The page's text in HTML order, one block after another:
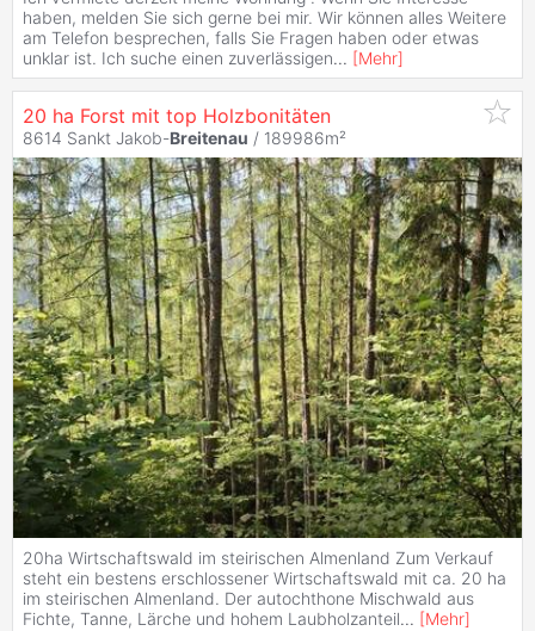
haben, melden Sie sich gerne bei mir. Wir können alles Weitere
am Telefon besprechen, falls Sie Fragen haben oder etwas
unklar ist. Ich suche einen zuverlässigen... [Mehr]
20 ha Forst mit top Holzbonitäten
8614 Sankt Jakob-Breitenau / 189986m²
20ha Wirtschaftswald im steirischen Almenland Zum Verkauf
steht ein bestens erschlossener Wirtschaftswald mit ca. 20 ha
im steirischen Almenland. Der autochthone Mischwald aus
Fichte, Tanne, Lärche und hohem Laubholzanteil... [Mehr]